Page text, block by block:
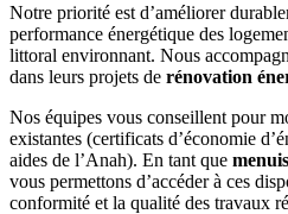
Notre priorité est d’améliorer
performance énergétique des
littoral environnant. Nous
dans leurs projets de rénovation
Nos équipes vous conseillent pour
existantes (certificats d’économie
aides de l’Anah). En tant que
vous permettons d’accéder à ces
conformité et la qualité des travaux